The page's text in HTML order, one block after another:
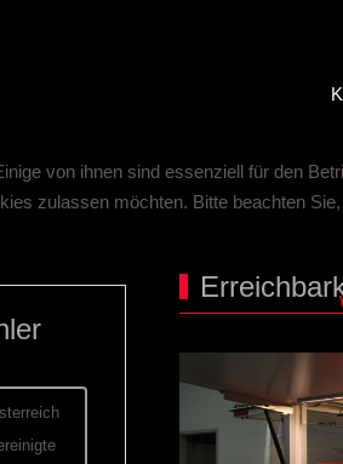
von ihnen sind essenziell für den
zulassen möchten. Bitte beachten